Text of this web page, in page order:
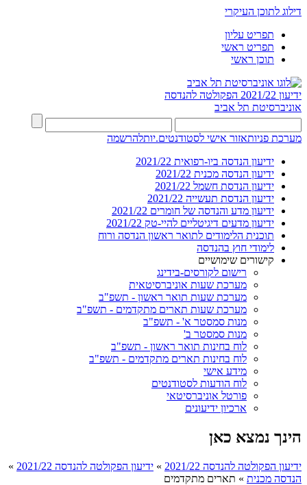
דילוג לתוכן העיקרי
תפריט עליון
תפריט ראשי
תוכן ראשי
ידיעון 2021/22
הפקולטה להנדסה
אוניברסיטת תל אביב
מערכת פניותאזור אישי לסטודנטים.יותלהרשמה
ידיעון הנדסה ביו-רפואית 2021/22
ידיעון הנדסה מכנית 2021/22
ידיעון הנדסת חשמל 2021/22
ידיעון הנדסת תעשייה 2021/22
ידיעון מדע והנדסה של חומרים 2021/22
ידיעון מדעים דיגיטליים להיי-טק 2021/22
תוכנית הלימודים לתואר ראשון הנדסה ורוח
לימודי חוץ בהנדסה
קישורים שימושיים
רישום לקורסים-בידינג
מערכת שעות אוניברסיטאית
מערכת שעות תואר ראשון - תשפ"ב
מערכת שעות תארים מתקדמים - תשפ"ב
מנות סמסטר א' - תשפ"ב
מנות סמסטר ב'
לוח בחינות תואר ראשון - תשפ"ב
לוח בחינות תארים מתקדמים - תשפ"ב
מידע אישי
לוח הודעות לסטודנטים
פורטל אוניברסיטאי
ארכיון ידיעונים
הינך נמצא כאן
ידיעון הפקולטה להנדסה 2021/22 » ידיעון הפקולטה להנדסה 2021/22
»
הנדסה מכנית » תארים מתקדמים